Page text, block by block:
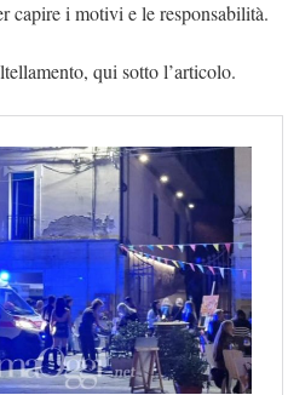
capire i motivi e le responsabilità.
qui sotto l’articolo.